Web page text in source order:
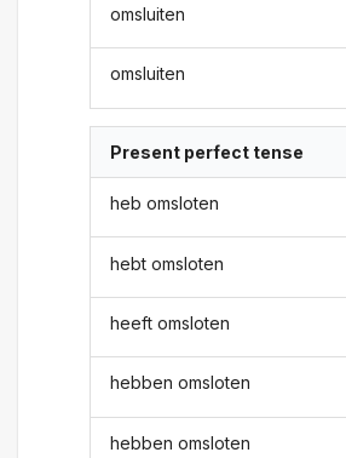
omsluiten
omsluiten
Present perfect tense
heb omsloten
hebt omsloten
heeft omsloten
hebben omsloten
hebben omsloten